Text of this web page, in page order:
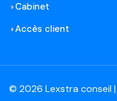
Cabinet
Accès client
© 2026 Lexstra conseil |